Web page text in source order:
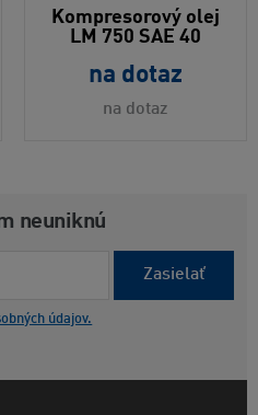
Kompresorový olej
LM 750 SAE 40
na dotaz
na dotaz
neuniknú
Zasielať
údajov.